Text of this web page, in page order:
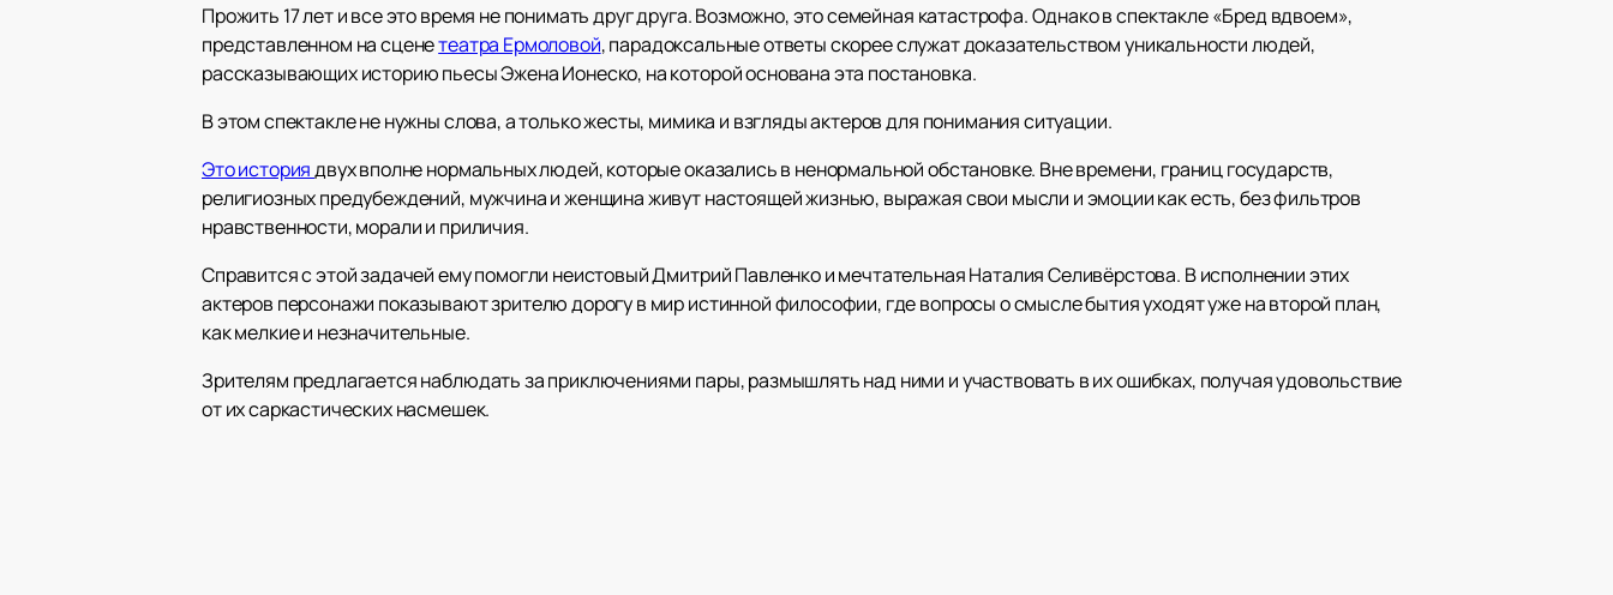
Прожить 17 лет и все это время не понимать друг друга. Возможно, это семейная катастрофа. Однако в спектакле «Бред вдвоем»,
представленном на сценетеатра Ермоловой, парадоксальные ответы скорее служат доказательством уникальности людей,
рассказывающих историю пьесы Эжена Ионеско, на которой основана эта постановка.
В этом спектакле не нужны слова, а только жесты, мимика и взгляды актеров для понимания ситуации.
Это историядвух вполне нормальных людей, которые оказались в ненормальной обстановке. Вне времени, границ государств,
религиозных предубеждений, мужчина и женщина живут настоящей жизнью, выражая свои мысли и эмоции как есть, без фильтров
нравственности, морали и приличия.
Справится с этой задачей ему помогли неистовый Дмитрий Павленко и мечтательная Наталия Селивёрстова. В исполнении этих
актеров персонажи показывают зрителю дорогу в мир истинной философии, где вопросы о смысле бытия уходят уже на второй план,
как мелкие и незначительные.
Зрителям предлагается наблюдать за приключениями пары, размышлять над ними и участвовать в их ошибках, получая удовольствие
от их саркастических насмешек.